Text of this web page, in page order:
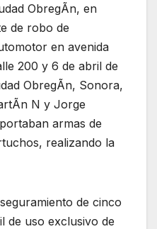
ObregÃn, en
de robo de
en avenida
200 y 6 de abril de
ObregÃn, Sonora,
N y Jorge
armas de
realizando la
de cinco
de uso exclusivo de